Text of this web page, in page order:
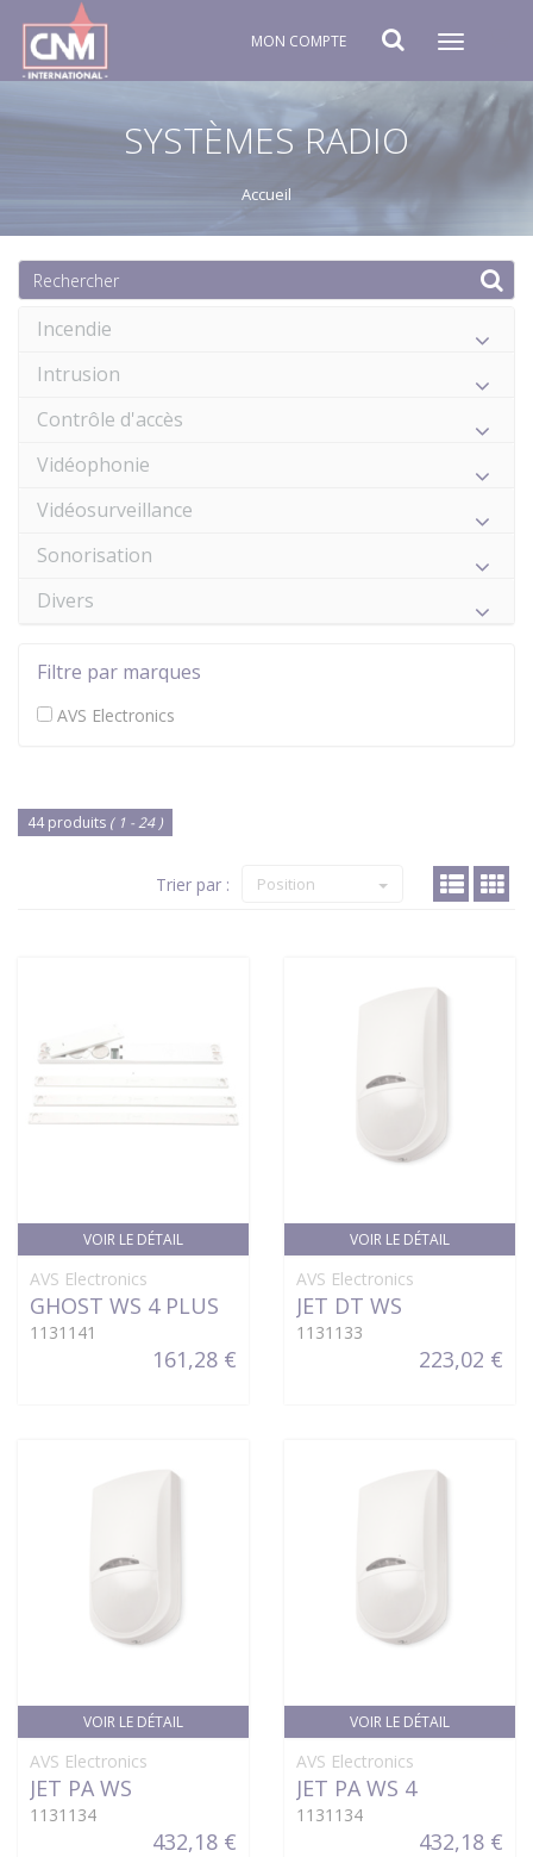
MON COMPTE
Toggle
SYSTÈMES RADIO
Accueil
Incendie
Intrusion
Contrôle d'accès
Vidéophonie
Vidéosurveillance
Sonorisation
Divers
Filtre par marques
AVS Electronics
44 produits ( 1 - 24 )
Trier par : Position
VOIR LE DÉTAIL
AVS Electronics
GHOST WS 4 PLUS
1131141
161,28 €
VOIR LE DÉTAIL
AVS Electronics
JET DT WS
1131133
223,02 €
VOIR LE DÉTAIL
AVS Electronics
JET PA WS
1131134
432,18 €
VOIR LE DÉTAIL
AVS Electronics
JET PA WS 4
1131134
432,18 €